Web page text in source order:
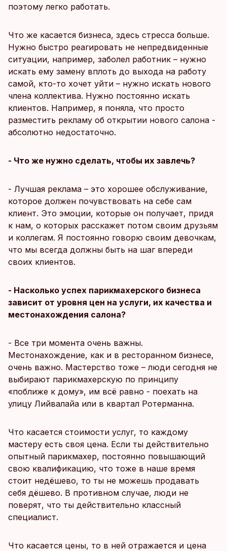
поэтому легко работать.
Что же касается бизнеса, здесь стресса больше.
Нужно быстро реагировать не непредвиденные
ситуации, например, заболел работник – нужно
искать ему замену вплоть до выхода на работу
самой, кто-то хочет уйти – нужно искать нового
члена коллектива. Нужно постоянно искать
клиентов. Например, я поняла, что просто
разместить рекламу об открытии нового салона -
абсолютно недостаточно.
- Что же нужно сделать, чтобы их завлечь?
- Лучшая реклама – это хорошее обслуживание,
которое должен почувствовать на себе сам
клиент. Это эмоции, которые он получает, придя
к нам, о которых расскажет потом своим друзьям
и коллегам. Я постоянно говорю своим девочкам,
что мы всегда должны быть на шаг впереди
своих клиентов.
- Насколько успех парикмахерского бизнеса
зависит от уровня цен на услуги, их качества и
местонахождения салона?
- Все три момента очень важны.
Местонахождение, как и в ресторанном бизнесе,
очень важно. Мастерство тоже – люди сегодня не
выбирают парикмахерскую по принципу
«поближе к дому», им всё равно - поехать на
улицу Лийвалайа или в квартал Ротерманна.
Что касается стоимости услуг, то каждому
мастеру есть своя цена. Если ты действительно
опытный парикмахер, постоянно повышающий
свою квалификацию, что тоже в наше время
стоит недёшево, то ты не можешь продавать
себя дёшево. В противном случае, люди не
поверят, что ты действительно классный
специалист.
Что касается цены, то в ней отражается и цена